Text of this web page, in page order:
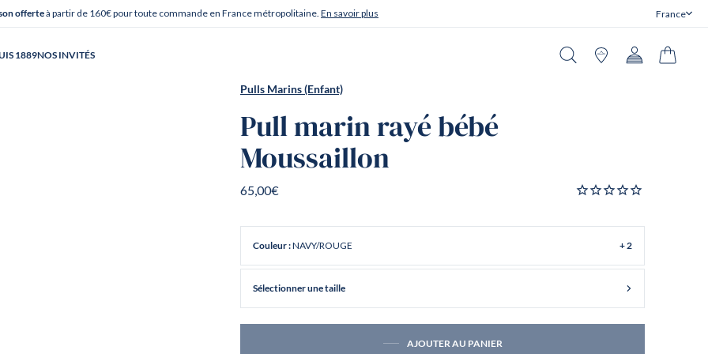
offerteà partir de 160€ pour toute commande en France métropolitaine. En savoir plus France
Fermer
1889NOS INVITÉS
Pulls Marins (Enfant)
Pull marin rayé bébé
Moussaillon
65,00€
Couleur :NAVY/ROUGE + 2
Sélectionner une taille
AJOUTER AU PANIER